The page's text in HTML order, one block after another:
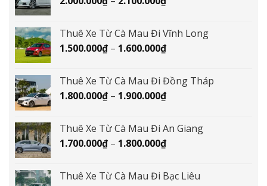
2.000.000₫
đến
Thuê Xe Từ Cà Mau Đi Vĩnh Long
1.500.000₫ – 1.600.000₫Khoảng
1.500.000₫
đến
Thuê Xe Từ Cà Mau Đi Đồng Tháp
1.800.000₫ – 1.900.000₫Khoảng
1.800.000₫
đến
Thuê Xe Từ Cà Mau Đi An Giang
1.700.000₫ – 1.800.000₫Khoảng
1.700.000₫
Thuê Xe Từ Cà Mau Đi Bạc Liêu